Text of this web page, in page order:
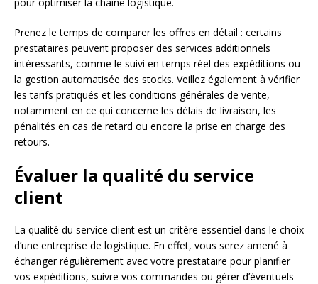
Prenez le temps de comparer les offres en détail : certains
prestataires peuvent proposer des services additionnels
intéressants, comme le suivi en temps réel des expéditions ou
la gestion automatisée des stocks. Veillez également à vérifier
les tarifs pratiqués et les conditions générales de vente,
notamment en ce qui concerne les délais de livraison, les
pénalités en cas de retard ou encore la prise en charge des
retours.
Évaluer la qualité du service
client
La qualité du service client est un critère essentiel dans le choix
d’une entreprise de logistique. En effet, vous serez amené à
échanger régulièrement avec votre prestataire pour planifier
vos expéditions, suivre vos commandes ou gérer d’éventuels